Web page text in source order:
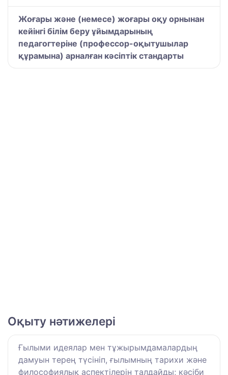
Жоғары және (немесе) жоғары оқу орнынан
кейінгі білім беру ұйымдарының
педагогтеріне (профессор-оқытушылар
құрамына) арналған кәсіптік стандарты
Оқыту нәтижелері
Ғылыми идеялар мен тұжырымдамалардың
дамуын терең түсініп, ғылымның тарихи және
философиялық аспектілерін талдайды; кәсіби